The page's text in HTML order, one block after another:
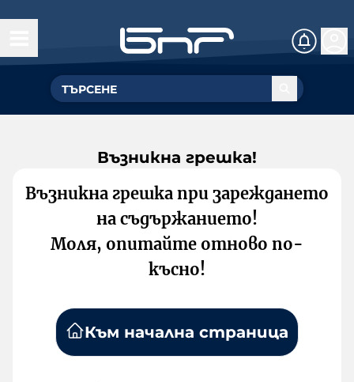
Възникна грешка!
Възникна грешка при зареждането
на съдържанието!
Моля, опитайте отново по-
късно!
Към начална страница